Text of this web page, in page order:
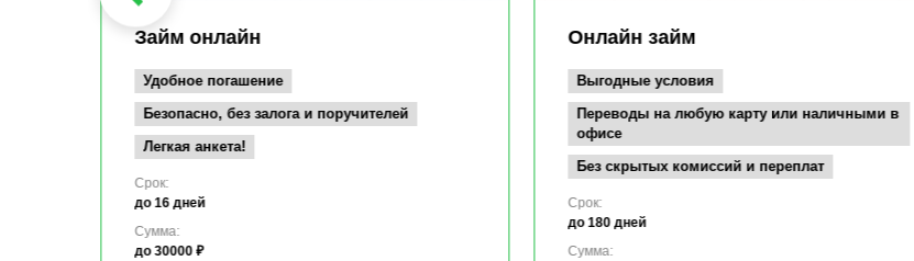
Займ онлайн
Удобное погашение
Безопасно, без залога и поручителей
Легкая анкета!
Срок:
до 16 дней
Сумма:
до 30000 ₽
Онлайн займ
Выгодные условия
Переводы на любую карту или наличными в
офисе
Без скрытых комиссий и переплат
Срок:
до 180 дней
Сумма: